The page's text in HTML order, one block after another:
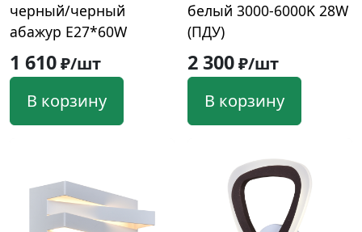
черный/черный
абажур E27*60W
1 610₽/шт
В корзину
белый 3000-6000K 28W
(ПДУ)
2 300₽/шт
В корзину